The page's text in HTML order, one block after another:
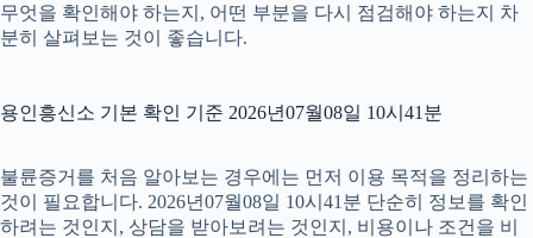
무엇을 확인해야 하는지, 어떤 부분을 다시 점검해야 하는지 차
분히 살펴보는 것이 좋습니다.
용인흥신소 기본 확인 기준 2026년07월08일 10시41분
불륜증거를 처음 알아보는 경우에는 먼저 이용 목적을 정리하는
것이 필요합니다. 2026년07월08일 10시41분 단순히 정보를 확인
하려는 것인지, 상담을 받아보려는 것인지, 비용이나 조건을 비